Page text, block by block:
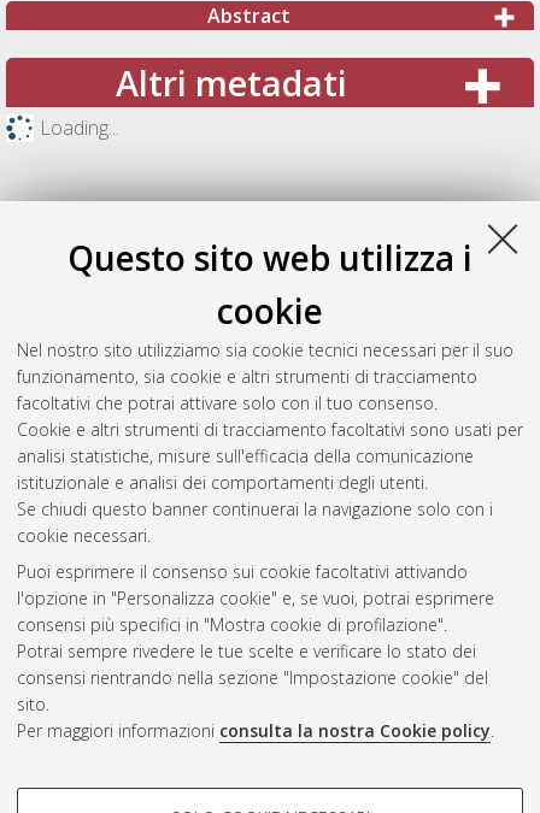
Questo sito web utilizza i
cookie
Nel nostro sito utilizziamo sia cookie tecnici necessari per il suo
funzionamento, sia cookie e altri strumenti di tracciamento
facoltativi che potrai attivare solo con il tuo consenso.
Cookie e altri strumenti di tracciamento facoltativi sono usati per
analisi statistiche, misure sull'efficacia della comunicazione
istituzionale e analisi dei comportamenti degli utenti.
Se chiudi questo banner continuerai la navigazione solo con i
cookie necessari.
Puoi esprimere il consenso sui cookie facoltativi attivando
l'opzione in "Personalizza cookie" e, se vuoi, potrai esprimere
consensi più specifici in "Mostra cookie di profilazione".
Potrai sempre rivedere le tue scelte e verificare lo stato dei
consensi rientrando nella sezione "Impostazione cookie" del
sito.
Per maggiori informazioni consulta la nostra Cookie policy.
COOKIE DI PROFILAZIONE -
Abstract
Altri metadati
Loading...
Gestione del documento:
Atom
Rss 1.0
Rss 2.0
ISSN: 2038-7946
Impostazioni Cookie